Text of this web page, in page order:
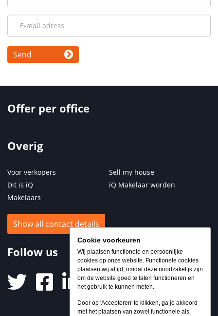
Cookie voorkeuren
Wij plaatsen functionele en persoonlijke
cookies op onze website. Functionele cookies
plaatsen wij altijd, omdat deze noodzakelijk zijn
om de website goed te laten functioneren en
het gebruik te kunnen meten.
Door op 'Accepteren' te klikken, ga je akkoord
met het plaatsen van zowel functionele als
Send
Offer per office
Overig
Voor verkopers
Dit is iQ
Makelaars
Sell my house
iQ Makelaar worden
Show all contact details
Follow us